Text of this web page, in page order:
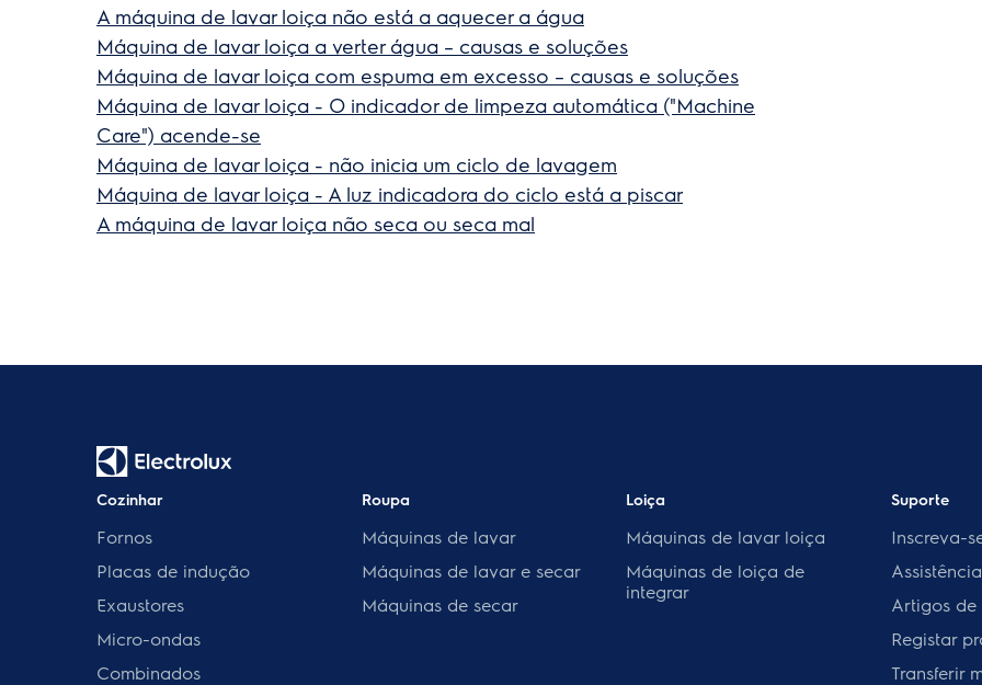
A máquina de lavar loiça não está a aquecer a água
Máquina de lavar loiça a verter água – causas e soluções
Máquina de lavar loiça com espuma em excesso – causas e soluções
Máquina de lavar loiça - O indicador de limpeza automática ("Machine
Care") acende-se
Máquina de lavar loiça - não inicia um ciclo de lavagem
Máquina de lavar loiça - A luz indicadora do ciclo está a piscar
A máquina de lavar loiça não seca ou seca mal
Cozinhar
Fornos
Placas de indução
Exaustores
Micro-ondas
Combinados
Roupa
Máquinas de lavar
Máquinas de lavar e secar
Máquinas de secar
Loiça
Máquinas de lavar loiça
Máquinas de loiça de
integrar
Suporte
Inscreva-
Artigos de
Registar
Transferir